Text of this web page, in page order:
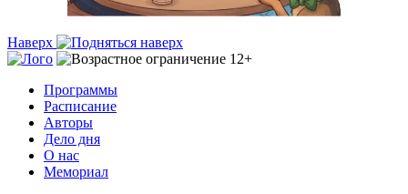
Наверх
Программы
Расписание
Авторы
Дело дня
О нас
Мемориал